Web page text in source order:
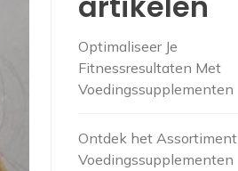
Optimaliseer Je
Fitnessresultaten Met
Voedingssupplementen
Ontdek het Assortiment
Voedingssupplementen